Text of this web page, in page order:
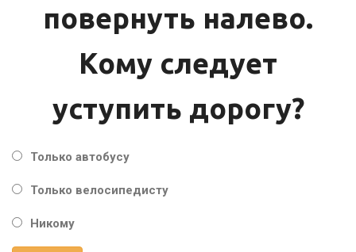
повернуть налево.
Кому следует
уступить дорогу?
Только автобусу
Только велосипедисту
Никому